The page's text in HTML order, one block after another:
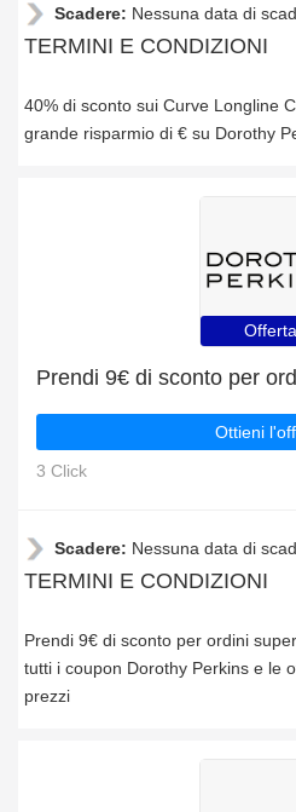
Scadere: Nessuna data di
TERMINI E CONDIZIONI
40% di sconto sui Curve Longline
grande risparmio di € su Dorothy
Offerta
Prendi 9€ di sconto per
Ottieni
3 Click
Scadere: Nessuna data di
TERMINI E CONDIZIONI
Prendi 9€ di sconto per ordini
tutti i coupon Dorothy Perkins e le
prezzi